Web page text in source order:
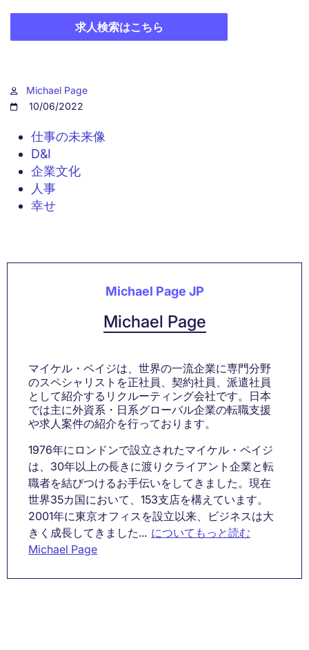
求人検索はこちら
Michael Page
10/06/2022
仕事の未来像
D&I
企業文化
人事
幸せ
Michael Page JP
Michael Page
マイケル・ペイジは、世界の一流企業に専門分野
のスペシャリストを正社員、契約社員、派遣社員
として紹介するリクルーティング会社です。日本
では主に外資系・日系グローバル企業の転職支援
や求人案件の紹介を行っております。
1976年にロンドンで設立されたマイケル・ペイジ
は、30年以上の長きに渡りクライアント企業と転
職者を結びつけるお手伝いをしてきました。現在
世界35カ国において、153支店を構えています。
2001年に東京オフィスを設立以来、ビジネスは大
きく成長してきました... についてもっと読む
Michael Page